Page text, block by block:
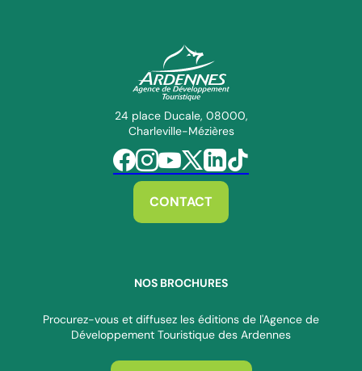
ADT des Ardennes Pro
24 place Ducale, 08000,
Charleville-Mézières
Suivez-nous sur Facebook
Suivez-nous sur Instagram
Suivez-nous sur Youtube
Suivez-nous sur Twitter
Suivez-nous sur Linkedin
Suivez-nous sur Tiktok
CONTACT
NOS BROCHURES
Procurez-vous et diffusez les éditions de l'Agence de
Développement Touristique des Ardennes